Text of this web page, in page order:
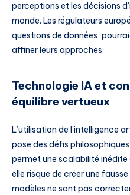
perceptions et les décisions
monde. Les régulateurs
questions de données,
affiner leurs approches.
Technologie IA et
équilibre vertueux
L’utilisation de l’intelligence
pose des défis
permet une scalabilité inédite
elle risque de créer une
modèles ne sont pas